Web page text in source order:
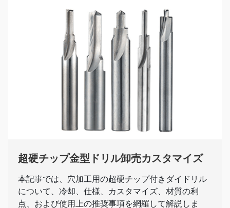
超硬チップ金型ドリル卸売カスタマイズ
本記事では、穴加工用の超硬チップ付きダイドリル
について、冷却、仕様、カスタマイズ、材質の利
点、および使用上の推奨事項を網羅して解説しま